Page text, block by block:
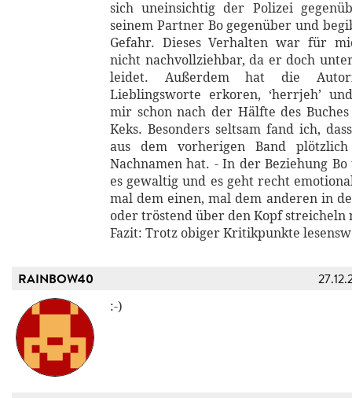
sich uneinsichtig der Polizei
seinem Partner Bo gegenüber und
Gefahr. Dieses Verhalten war für
nicht nachvollziehbar, da er doch
leidet. Außerdem hat die
Lieblingsworte erkoren, ‘herrjeh’
mir schon nach der Hälfte des
Keks. Besonders seltsam fand ich,
aus dem vorherigen Band
Nachnamen hat. - In der Beziehung
es gewaltig und es geht recht
mal dem einen, mal dem anderen in
oder tröstend über den Kopf streicheln
Fazit: Trotz obiger Kritikpunkte
RAINBOW40
:-)